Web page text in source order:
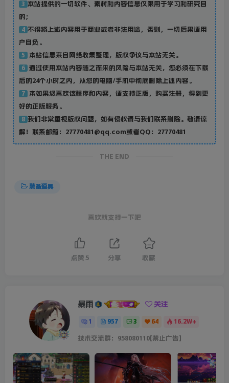
3 本站提供的一切软件、素材和内容信息仅限用于学习和研究目
的；
4 不得将上述内容用于商业或者非法用途，否则，一切后果请用
户自负。
5 本站信息来自网络收集整理，版权争议与本站无关。
6
通过使用本站内容随之而来的风险与本站无关，您必须在下载
后的24个小时之内，从您的电脑/手机中彻底删除上述内容。
7
本如果您喜欢该程序和内容，请支持正版，购买注册，得到更
好的正版服务。
8 我们非常重视版权问题，如有侵权请与我们联系删除。敬请谅
解！联系邮箱：27770481@qq.com或者QQ：27770481
THE END
装备道具
喜欢就支持一下吧
点赞 5 分享 收藏
暴雨 关注
1 957 3 64 16.2W+
技术交流群：958080110[禁止广告]